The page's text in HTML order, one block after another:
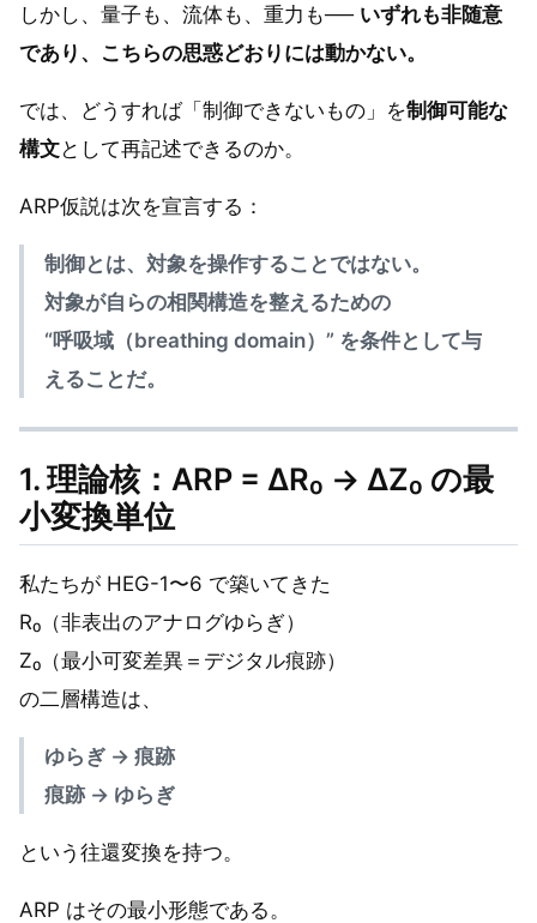
しかし、量子も、流体も、重力も── いずれも非随意
であり、こちらの思惑どおりには動かない。
では、どうすれば「制御できないもの」を制御可能な
構文として再記述できるのか。
ARP仮説は次を宣言する：
制御とは、対象を操作することではない。
対象が自らの相関構造を整えるための
“呼吸域（breathing domain）” を条件として与
えることだ。
1. 理論核：ARP = ΔR₀ → ΔZ₀ の最
小変換単位
私たちが HEG-1〜6 で築いてきた
R₀（非表出のアナログゆらぎ）
Z₀（最小可変差異＝デジタル痕跡）
の二層構造は、
ゆらぎ → 痕跡
痕跡 → ゆらぎ
という往還変換を持つ。
ARP はその最小形態である。